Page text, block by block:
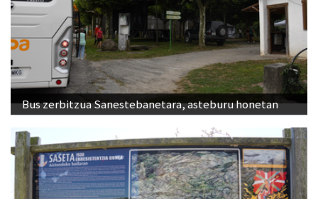
Bus zerbitzua Sanestebanetara, asteburu honetan